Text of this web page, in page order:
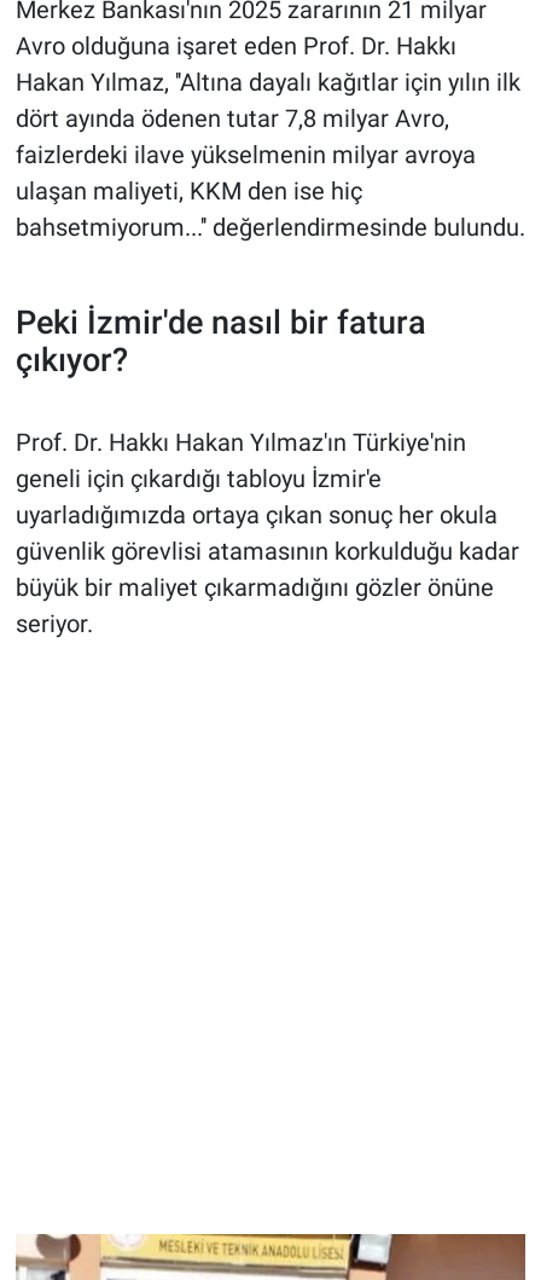
Merkez Bankası'nın 2025 zararının 21 milyar
Avro olduğuna işaret eden Prof. Dr. Hakkı
Hakan Yılmaz, ''Altına dayalı kağıtlar için yılın ilk
dört ayında ödenen tutar 7,8 milyar Avro,
faizlerdeki ilave yükselmenin milyar avroya
ulaşan maliyeti, KKM den ise hiç
bahsetmiyorum...'' değerlendirmesinde bulundu.
Peki İzmir'de nasıl bir fatura
çıkıyor?
Prof. Dr. Hakkı Hakan Yılmaz'ın Türkiye'nin
geneli için çıkardığı tabloyu İzmir'e
uyarladığımızda ortaya çıkan sonuç her okula
güvenlik görevlisi atamasının korkulduğu kadar
büyük bir maliyet çıkarmadığını gözler önüne
seriyor.